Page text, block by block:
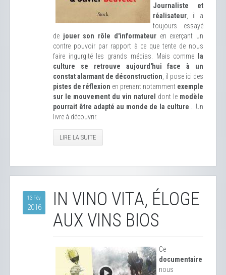
Journaliste et
réalisateur , il a
toujours essayé
de jouer son rôle d'informateuren exerçant un
contre pouvoir par rapport à ce que tente de nous
faire ingurgité les grands médias. Mais comme
la
culture se retrouve aujourd'hui face à un
constat alarmant de déconstruction , il pose ici des
pistes de réflexion en prenant notamment exemple
sur le mouvement du vin naturel
dont le modèle
pourrait être adapté au monde de la culture ... Un
livre à découvrir.
LIRE LA SUITE
13 Fév
2016
IN VINO VITA, ÉLOGE
AUX VINS BIOS
Ce
documentaire
nous